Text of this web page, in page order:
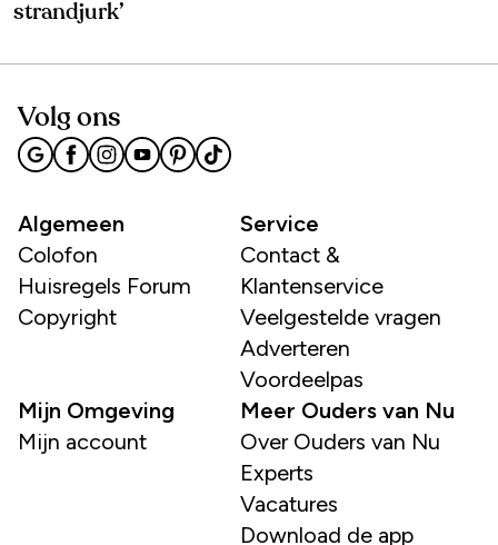
strandjurk’
Volg ons
Algemeen
Colofon
Huisregels Forum
Copyright
Service
Contact &
Klantenservice
Veelgestelde vragen
Adverteren
Voordeelpas
Mijn Omgeving
Mijn account
Meer Ouders van Nu
Over Ouders van Nu
Experts
Vacatures
Download de app